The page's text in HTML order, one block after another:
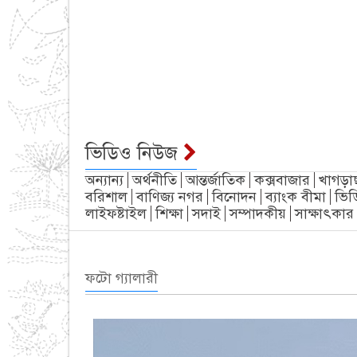
ভিডিও নিউজ
অন্যান্য অর্থনীতি আন্তর্জাতিক কক্সবাজার
বরিশাল বাণিজ্য নগর বিনোদন ব্যাংক বীমা
লাইফষ্টাইল শিক্ষা সদাই সম্পাদকীয় সাক্ষাৎকার
ফটো গ্যালারী